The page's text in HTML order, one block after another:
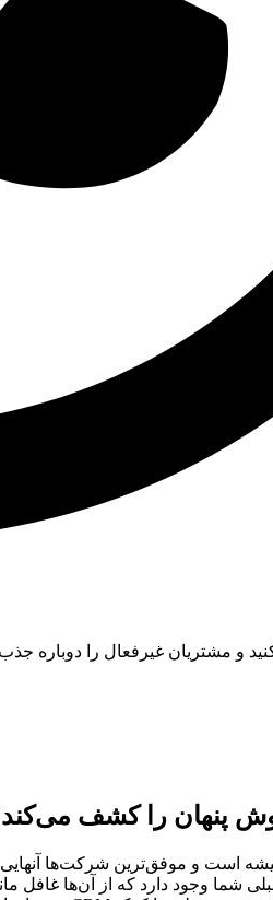
و مشتریان غیرفعال را دوباره
پنهان را کشف
است و موفق‌ترین شرکت‌ها
شما وجود دارد که از آن‌ها غافل